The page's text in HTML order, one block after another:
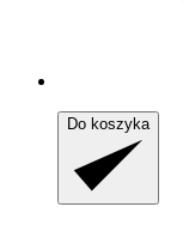
Do koszyka